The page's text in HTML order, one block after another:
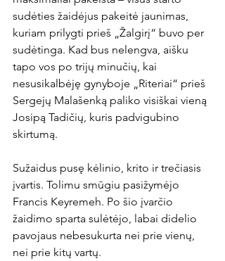
sudėties žaidėjus pakeitė jaunimas,
kuriam prilygti prieš „Žalgirį“ buvo per
sudėtinga. Kad bus nelengva, aišku
tapo vos po trijų minučių, kai
nesusikalbėję gynyboje „Riteriai“ prieš
Sergejų Malašenką paliko visiškai vieną
Josipą Tadičių, kuris padvigubino
skirtumą.
Sužaidus pusę kėlinio, krito ir trečiasis
įvartis. Tolimu smūgiu pasižymėjo
Francis Keyremeh. Po šio įvarčio
žaidimo sparta sulėtėjo, labai didelio
pavojaus nebesukurta nei prie vienų,
nei prie kitų vartų.